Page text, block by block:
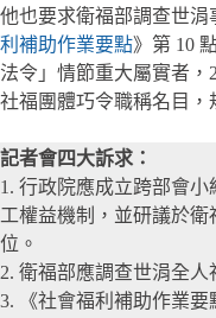
他也要求衛福部調查世
利補助作業要點》第 10
法令」情節重大屬實者
社福團體巧令職稱名目，
記者會四大訴求：
1. 行政院應成立跨部會
工權益機制，並研議於
位。
2. 衛福部應調查世涓全
3. 《社會福利補助作業